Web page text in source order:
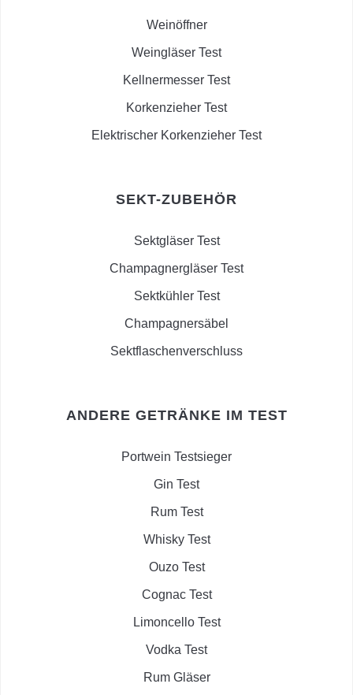
Weinöffner
Weingläser Test
Kellnermesser Test
Korkenzieher Test
Elektrischer Korkenzieher Test
SEKT-ZUBEHÖR
Sektgläser Test
Champagnergläser Test
Sektkühler Test
Champagnersäbel
Sektflaschenverschluss
ANDERE GETRÄNKE IM TEST
Portwein Testsieger
Gin Test
Rum Test
Whisky Test
Ouzo Test
Cognac Test
Limoncello Test
Vodka Test
Rum Gläser